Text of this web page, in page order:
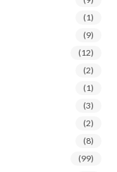
(1)
(9)
(12)
(2)
(1)
(3)
(2)
(8)
(99)